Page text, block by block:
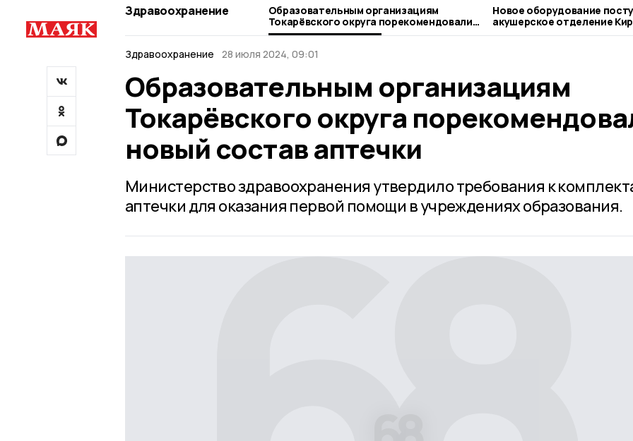
Здравоохранение
Образовательным организациям
Токарёвского округа порекомендовали
новый состав аптечки
Новое оборудование
акушерское отделение
ЦРБ
Здравоохранение 28 июля 2024, 09:01
Образовательным организациям
Токарёвского округа
новый состав аптечки
Министерство здравоохранения утвердило требования к
аптечки для оказания первой помощи в учреждениях образования.